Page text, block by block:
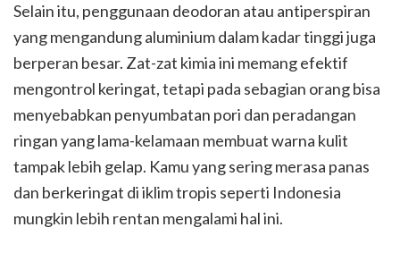
Selain itu, penggunaan deodoran atau antiperspiran
yang mengandung aluminium dalam kadar tinggi juga
berperan besar. Zat-zat kimia ini memang efektif
mengontrol keringat, tetapi pada sebagian orang bisa
menyebabkan penyumbatan pori dan peradangan
ringan yang lama-kelamaan membuat warna kulit
tampak lebih gelap. Kamu yang sering merasa panas
dan berkeringat di iklim tropis seperti Indonesia
mungkin lebih rentan mengalami hal ini.